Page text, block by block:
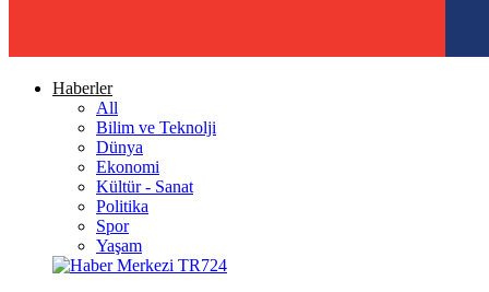
Haberler
All
Bilim ve Teknolji
Dünya
Ekonomi
Kültür - Sanat
Politika
Spor
Yaşam